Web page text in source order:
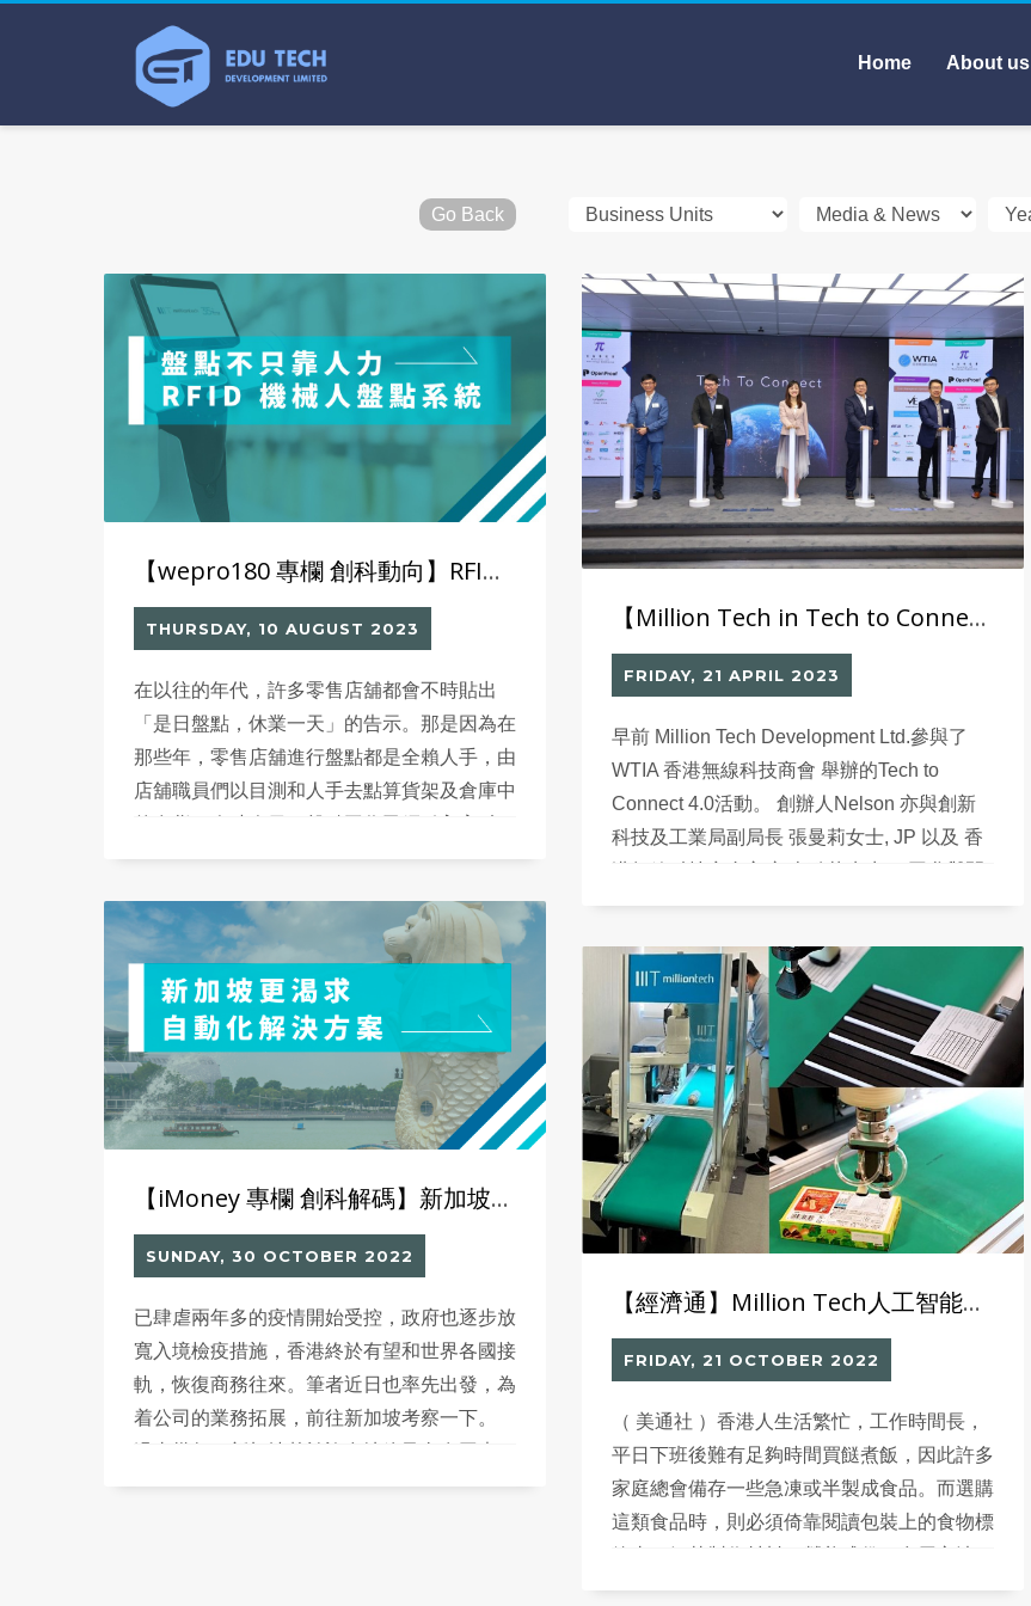
Home About us
Go Back
【wepro180 專欄 創科動向】RFID + 機械人的零售新世代
THURSDAY, 10 AUGUST 2023
在以往的年代，許多零售店舖都會不時貼出
「是日盤點，休業一天」的告示。那是因為在
那些年，零售店舖進行盤點都是全賴人手，由
店舖職員們以目測和人手去點算貨架及倉庫中
技，再不是只靠人力。不少跨國零售企業都已
盤點工作亦已全面數碼化。
【Million Tech in Tech to Connect 4.0】
FRIDAY, 21 APRIL 2023
早前 Million Tech Development Ltd.參與了
WTIA 香港無線科技商會 舉辦的Tech to
Connect 4.0活動。 創辦人Nelson 亦與創新
科技及工業局副局長 張曼莉女士, JP 以及 香
幕的亮燈儀式。 創辦人Nelson 分享如何利用
手成本，繼而提升社會責任聘用弱勢社群，增
加就業；及分享更多有關再工業化、新型工
業，以至混合工作模式嘅一番見解。 亦在
「工業4.0物聯領袖峰會」中分享及交流了有
關工業物聯網、智慧工業、智能製造等相關項
目技術議題 了解更多及預約體驗 Robotics
Automated Labelling System ：
https://mtuat.milliontech.com/robotics/
【iMoney 專欄 創科解碼】新加坡更渴求 自動化解決方案
SUNDAY, 30 OCTOBER 2022
已肆虐兩年多的疫情開始受控，政府也逐步放
寬入境檢疫措施，香港終於有望和世界各國接
軌，恢復商務往來。筆者近日也率先出發，為
着公司的業務拓展，前往新加坡考察一下。
在商業經濟上快速發展，很多國際性公司的亞
【經濟通】Million Tech人工智能貼標解決方案 高效率高質素食品標籤
FRIDAY, 21 OCTOBER 2022
（ 美通社 ）香港人生活繁忙，工作時間長，
平日下班後難有足夠時間買餸煮飯，因此許多
家庭總會備存一些急凍或半製成食品。而選購
這類食品時，則必須倚靠閱讀包裝上的食物標
保存期限等資料。然而，消委會及食安中心早